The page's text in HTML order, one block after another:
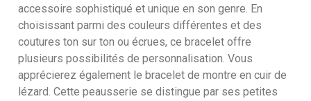
accessoire sophistiqué et unique en son genre. En
choisissant parmi des couleurs différentes et des
coutures ton sur ton ou écrues, ce bracelet offre
plusieurs possibilités de personnalisation. Vous
apprécierez également le bracelet de montre en cuir de
lézard. Cette peausserie se distingue par ses petites